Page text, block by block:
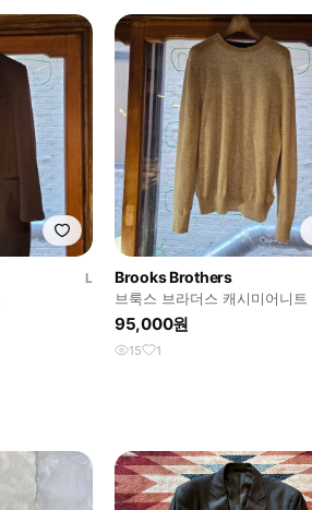
L
Brooks Brothers
브룩스 브라더스 캐시미어니트
95,000원
15 1